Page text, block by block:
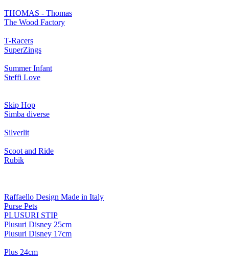
THOMAS - Thomas
The Wood Factory
T-Racers
SuperZings
Summer Infant
Steffi Love
Skip Hop
Simba diverse
Silverlit
Scoot and Ride
Rubik
Raffaello Design Made in Italy
Purse Pets
PLUSURI STIP
Plusuri Disney 25cm
Plusuri Disney 17cm
Plus 24cm